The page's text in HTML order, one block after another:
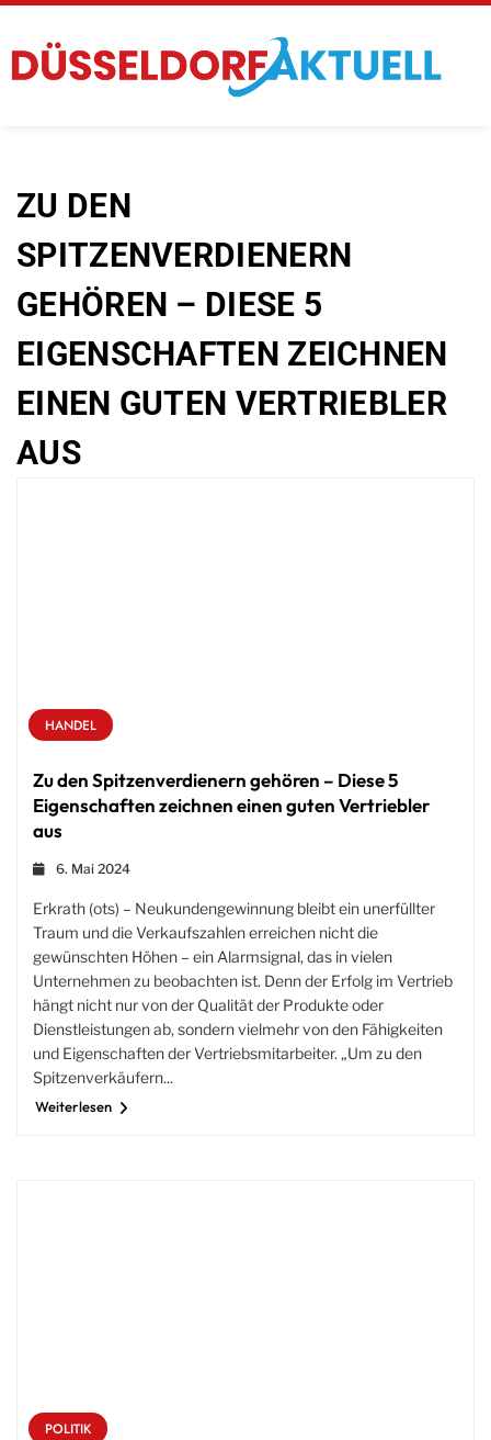
ZU DEN
SPITZENVERDIENERN
GEHÖREN – DIESE 5
EIGENSCHAFTEN ZEICHNEN
EINEN GUTEN VERTRIEBLER
AUS
HANDEL
Zu den Spitzenverdienern gehören – Diese 5
Eigenschaften zeichnen einen guten Vertriebler
aus
6. Mai 2024
Erkrath (ots) – Neukundengewinnung bleibt ein unerfüllter
Traum und die Verkaufszahlen erreichen nicht die
gewünschten Höhen – ein Alarmsignal, das in vielen
Unternehmen zu beobachten ist. Denn der Erfolg im Vertrieb
hängt nicht nur von der Qualität der Produkte oder
Dienstleistungen ab, sondern vielmehr von den Fähigkeiten
und Eigenschaften der Vertriebsmitarbeiter. „Um zu den
Spitzenverkäufern...
Weiterlesen
POLITIK